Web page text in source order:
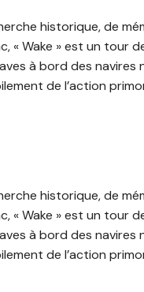
historique, de
« Wake » est un tour
à bord des navires
de l’action
historique, de
« Wake » est un tour
à bord des navires
de l’action